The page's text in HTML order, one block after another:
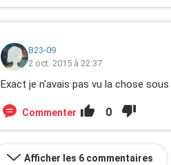
B23-09
2 oct. 2015 à 22:37
Exact je n'avais pas vu la chose
Commenter 0
Afficher les 6 commentaires